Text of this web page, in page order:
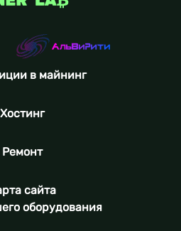
в майнинг
Хостинг
Ремонт
сайта
оборудования